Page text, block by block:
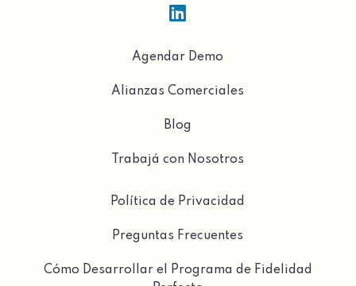

Agendar Demo
Alianzas Comerciales
Blog
Trabajá con Nosotros
Política de Privacidad
Preguntas Frecuentes
Cómo Desarrollar el Programa de Fidelidad